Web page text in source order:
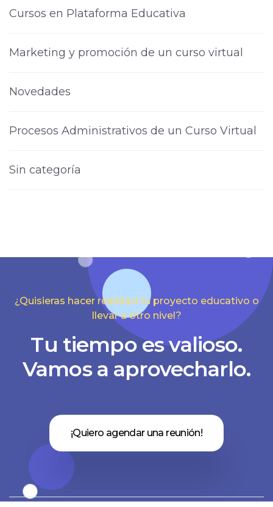
Cursos en Plataforma Educativa
Marketing y promoción de un curso virtual
Novedades
Procesos Administrativos de un Curso Virtual
Sin categoría
¿Quisieras hacer realidad tu proyecto educativo o
llevar a otro nivel?
Tu tiempo es valioso.
Vamos a aprovecharlo.
¡Quiero agendar una reunión!